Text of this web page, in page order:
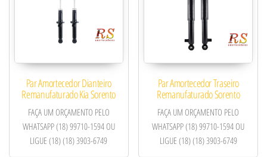
Par Amortecedor Dianteiro
Remanufaturado Kia Sorento
FAÇA UM ORÇAMENTO PELO
WHATSAPP (18) 99710-1594 OU
LIGUE (18) (18) 3903-6749
Par Amortecedor Traseiro
Remanufaturado Sorento
FAÇA UM ORÇAMENTO PELO
WHATSAPP (18) 99710-1594 OU
LIGUE (18) (18) 3903-6749